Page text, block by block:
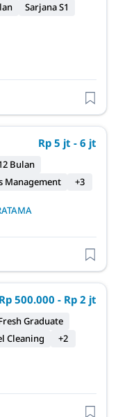
Sarjana S1
Rp 5 jt - 6 jt
Bulan
Management +3
Rp 500.000 - Rp 2 jt
Graduate
Cleaning +2